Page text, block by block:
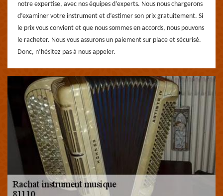
notre expertise, avec nos équipes d’experts. Nous nous chargerons
d’examiner votre instrument et d’estimer son prix gratuitement. Si
le prix vous convient et que nous sommes en accords, nous pouvons
le racheter. Nous vous assurons un paiement sur place et sécurisé.
Donc, n’hésitez pas à nous appeler.